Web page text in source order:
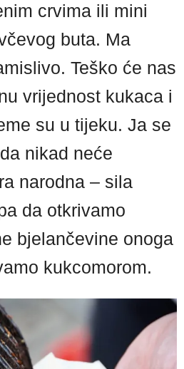
crvima ili mini
buta. Ma
Teško će nas
vrijednost kukaca i
su u tijeku. Ja se
nikad neće
narodna – sila
da otkrivamo
bjelančevine onoga
kukcomorom.